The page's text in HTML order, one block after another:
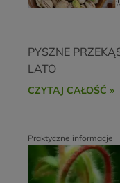
PYSZNE
LATO
CZYTAJ CAŁOŚĆ »
Praktyczne informacje